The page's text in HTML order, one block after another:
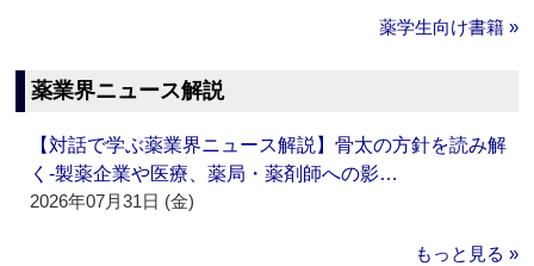
薬学生向け書籍 »
薬業界ニュース解説
【対話で学ぶ薬業界ニュース解説】骨太の方針を読み解
く‐製薬企業や医療、薬局・薬剤師への影…
2026年07月31日 (金)
もっと見る »